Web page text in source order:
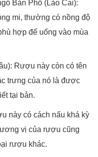
Bản Phố (Lào Cai):
mi, thường có nồng độ
hợp để uống vào mùa
Rượu này còn có tên
trưng của nó là được
tại bản.
này có cách nấu khá kỳ
vị của rượu cũng
rượu khác.